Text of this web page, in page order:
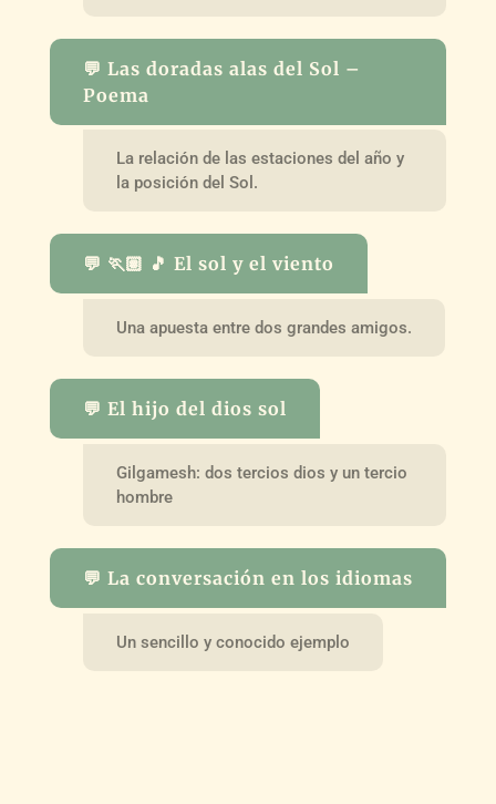
💬 Las doradas alas del Sol –
Poema
La relación de las estaciones del año y
la posición del Sol.
💬 🏃🏽 🎵 El sol y el viento
Una apuesta entre dos grandes amigos.
💬 El hijo del dios sol
Gilgamesh: dos tercios dios y un tercio
hombre
💬 La conversación en los idiomas
Un sencillo y conocido ejemplo